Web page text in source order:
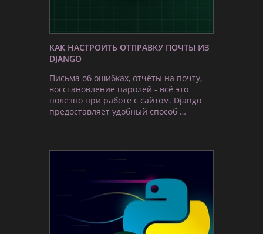
КАК НАСТРОИТЬ ОТПРАВКУ ПОЧТЫ ИЗ
DJANGO
Письма об ошибках, отчёты на почту,
восстановление паролей - всё это
полезно при работе с сайтом. Django
предоставляет удобный способ …